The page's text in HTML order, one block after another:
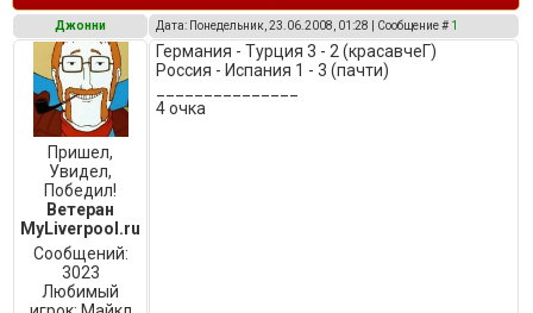
Джонни Дата: Понедельник, 23.06.2008, 01:28 | Сообщение # 1
Пришел,
Увидел,
Победил!
Ветеран
MyLiverpool.ru
Сообщений:
3023
Любимый
Германия - Турция 3 - 2 (красавчеГ)
Россия - Испания 1 - 3 (пачти)
4 очка